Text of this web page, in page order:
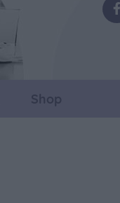
Shop